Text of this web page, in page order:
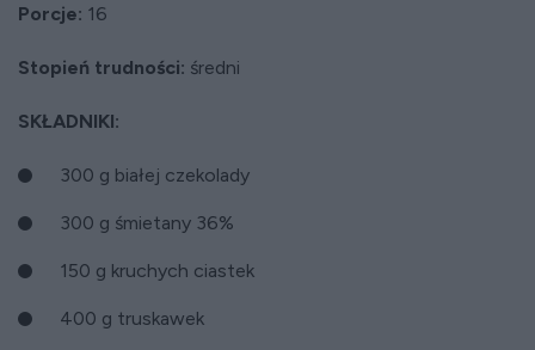
Porcje: 16
Stopień trudności: średni
SKŁADNIKI:
300 g białej czekolady
300 g śmietany 36%
150 g kruchych ciastek
400 g truskawek